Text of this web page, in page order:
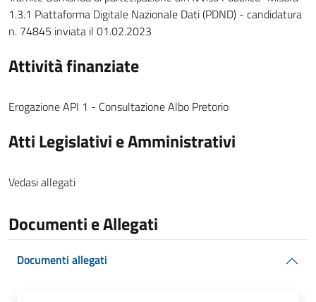
1.3.1 Piattaforma Digitale Nazionale Dati (PDND) - candidatura
n. 74845 inviata il 01.02.2023
Attività finanziate
Erogazione API 1 - Consultazione Albo Pretorio
Atti Legislativi e Amministrativi
Vedasi allegati
Documenti e Allegati
Documenti allegati